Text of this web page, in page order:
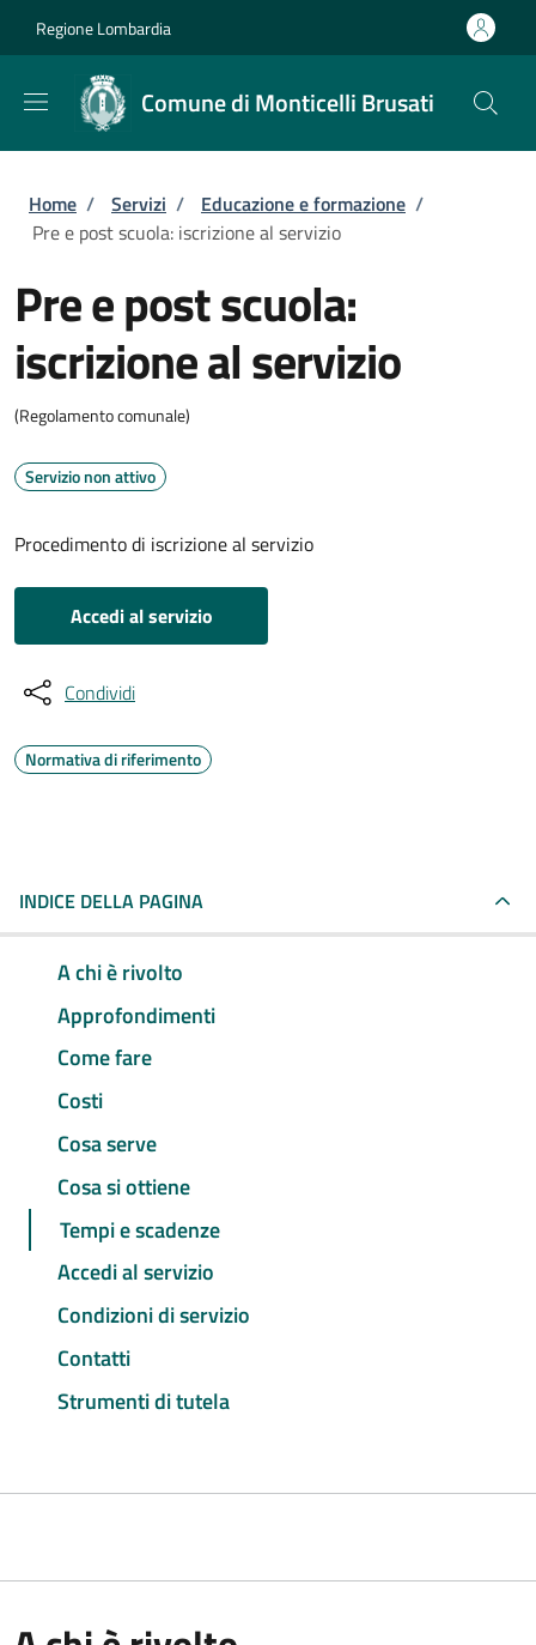
Regione Lombardia
Comune di Monticelli Brusati
Briciole di pane
Home / Servizi / Educazione e formazione /
Pre e post scuola: iscrizione al servizio
Pre e post scuola:
iscrizione al servizio
(Regolamento comunale)
Servizio non attivo
Procedimento di iscrizione al servizio
Accedi al servizio
Condividi
Normativa di riferimento
INDICE DELLA PAGINA
A chi è rivolto
Approfondimenti
Come fare
Costi
Cosa serve
Cosa si ottiene
Tempi e scadenze
Accedi al servizio
Condizioni di servizio
Contatti
Strumenti di tutela